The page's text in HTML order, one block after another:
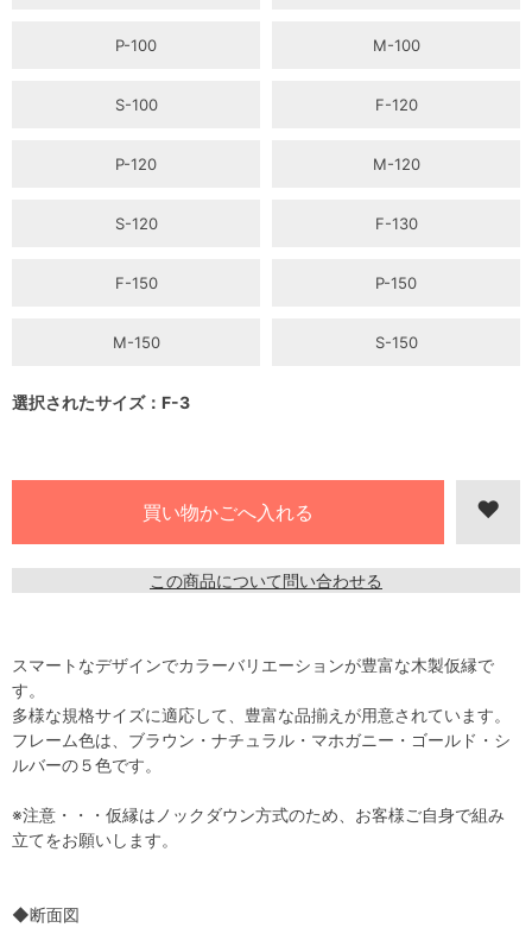
P-100 M-100
S-100 F-120
P-120 M-120
S-120 F-130
F-150 P-150
M-150 S-150
選択されたサイズ：F-3
この商品について問い合わせる
スマートなデザインでカラーバリエーションが豊富な木製仮縁で
す。
多様な規格サイズに適応して、豊富な品揃えが用意されています。
フレーム色は、ブラウン・ナチュラル・マホガニー・ゴールド・シ
ルバーの５色です。
※注意・・・仮縁はノックダウン方式のため、お客様ご自身で組み
立てをお願いします。
◆断面図